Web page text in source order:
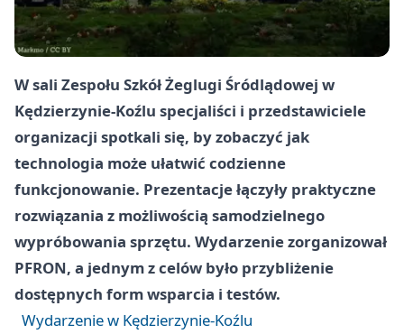
W sali Zespołu Szkół Żeglugi Śródlądowej w
Kędzierzynie-Koźlu specjaliści i przedstawiciele
organizacji spotkali się, by zobaczyć jak
technologia może ułatwić codzienne
funkcjonowanie. Prezentacje łączyły praktyczne
rozwiązania z możliwością samodzielnego
wypróbowania sprzętu. Wydarzenie zorganizował
PFRON, a jednym z celów było przybliżenie
dostępnych form wsparcia i testów.
Wydarzenie w Kędzierzynie-Koźlu